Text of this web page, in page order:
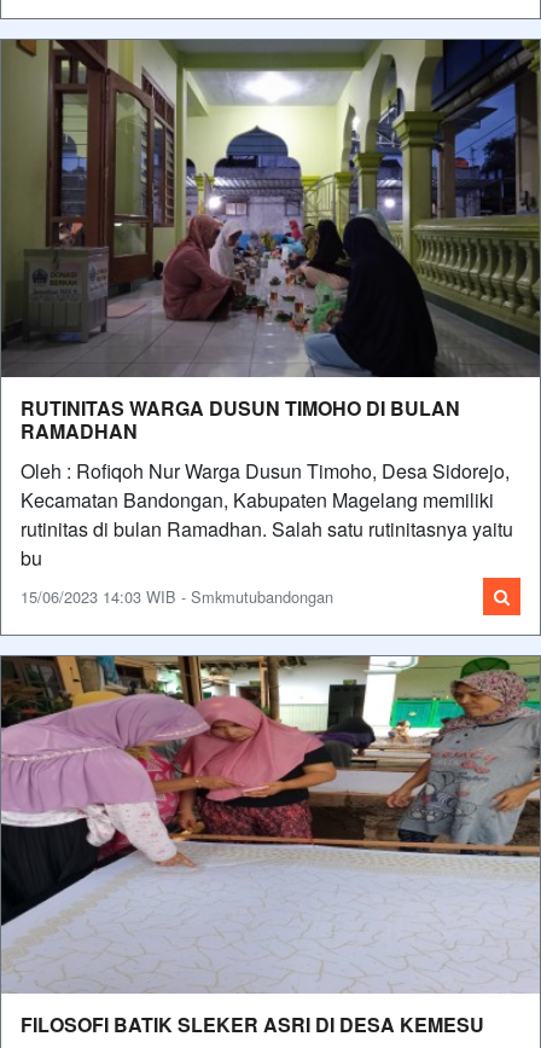
RUTINITAS WARGA DUSUN TIMOHO DI BULAN
RAMADHAN
Oleh : Rofiqoh Nur Warga Dusun Timoho, Desa Sidorejo,
Kecamatan Bandongan, Kabupaten Magelang memiliki
rutinitas di bulan Ramadhan. Salah satu rutinitasnya yaitu
bu
15/06/2023 14:03 WIB - Smkmutubandongan
FILOSOFI BATIK SLEKER ASRI DI DESA KEMESU